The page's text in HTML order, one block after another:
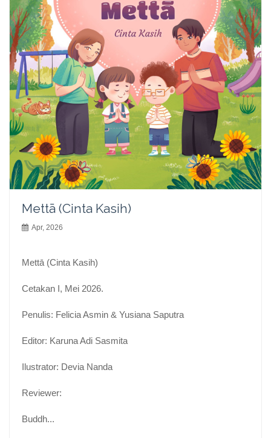
Mettā (Cinta Kasih)
Apr, 2026
Mettā (Cinta Kasih)
Cetakan I, Mei 2026.
Penulis: Felicia Asmin & Yusiana Saputra
Editor: Karuna Adi Sasmita
Ilustrator: Devia Nanda
Reviewer:
Buddh...